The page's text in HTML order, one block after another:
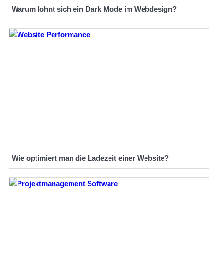
Warum lohnt sich ein Dark Mode im Webdesign?
Wie optimiert man die Ladezeit einer Website?